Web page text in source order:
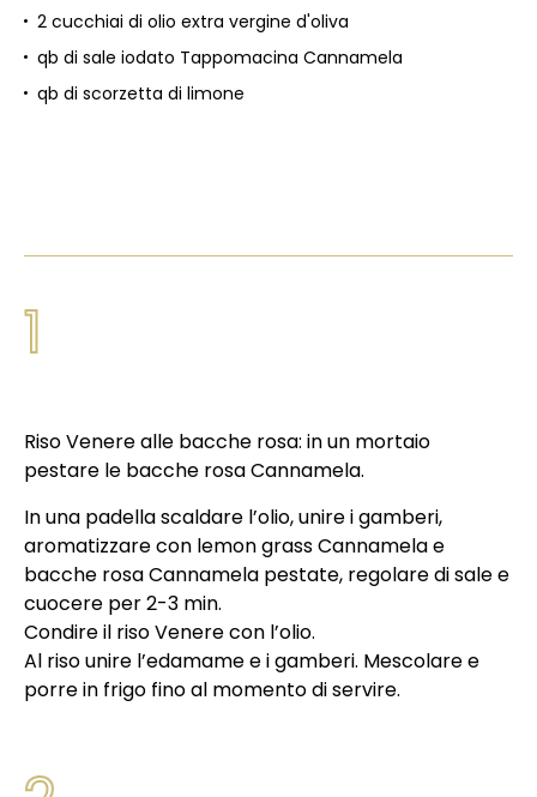
2 cucchiai di olio extra vergine d'oliva
qb di sale iodato Tappomacina Cannamela
qb di scorzetta di limone
1
Riso Venere alle bacche rosa: in un mortaio
pestare le bacche rosa Cannamela.
In una padella scaldare l’olio, unire i gamberi,
aromatizzare con lemon grass Cannamela e
bacche rosa Cannamela pestate, regolare di sale e
cuocere per 2-3 min.
Condire il riso Venere con l’olio.
Al riso unire l’edamame e i gamberi. Mescolare e
porre in frigo fino al momento di servire.